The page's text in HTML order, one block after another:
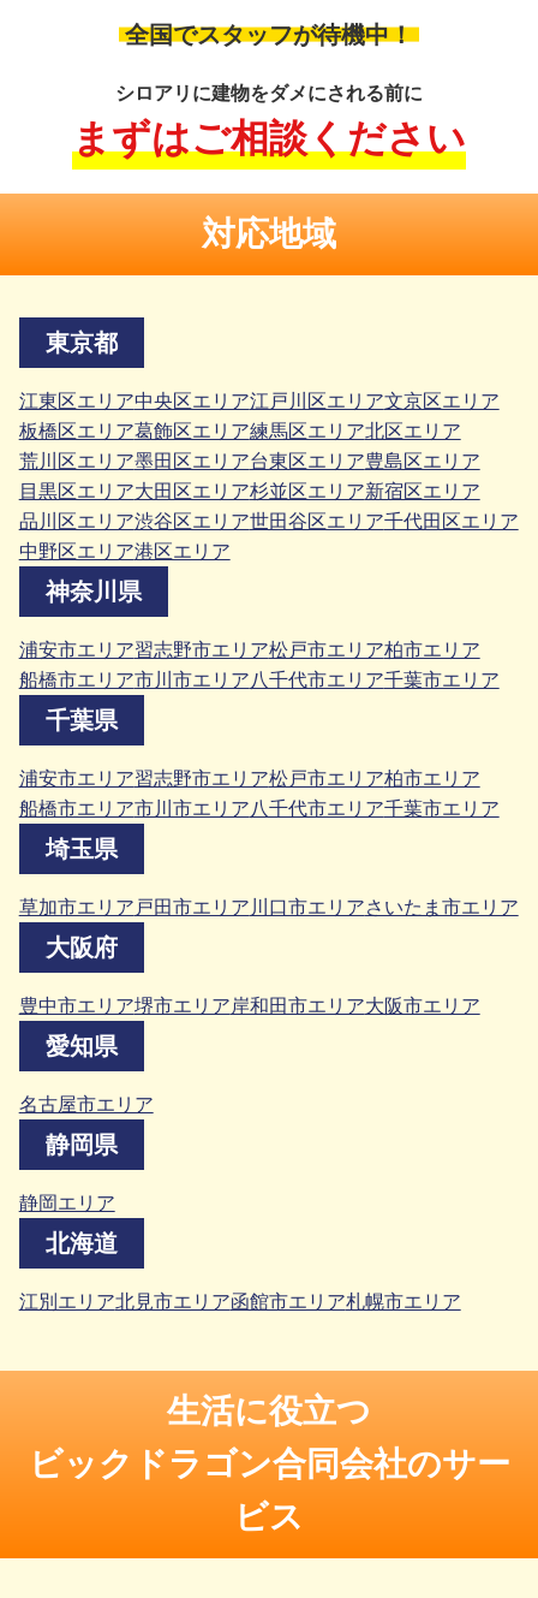
全国でスタッフが待機中！
シロアリに建物をダメにされる前に
まずはご相談ください
対応地域
東京都
江東区エリア中央区エリア江戸川区エリア文京区エリア
板橋区エリア葛飾区エリア練馬区エリア北区エリア
荒川区エリア墨田区エリア台東区エリア豊島区エリア
目黒区エリア大田区エリア杉並区エリア新宿区エリア
品川区エリア渋谷区エリア世田谷区エリア千代田区エリア
中野区エリア港区エリア
神奈川県
浦安市エリア習志野市エリア松戸市エリア柏市エリア
船橋市エリア市川市エリア八千代市エリア千葉市エリア
千葉県
浦安市エリア習志野市エリア松戸市エリア柏市エリア
船橋市エリア市川市エリア八千代市エリア千葉市エリア
埼玉県
草加市エリア 戸田市エリア 川口市エリアさいたま市エリア
大阪府
豊中市エリア堺市エリア岸和田市エリア大阪市エリア
愛知県
名古屋市エリア
静岡県
静岡エリア
北海道
江別エリア北見市エリア函館市エリア札幌市エリア
生活に役立つ
ビックドラゴン合同会社のサー
ビス